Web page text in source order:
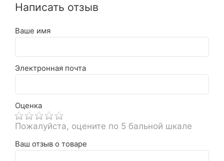
Написать отзыв
Ваше имя
Электронная почта
Оценка
Пожалуйста, оцените по 5 бальной шкале
Ваш отзыв о товаре